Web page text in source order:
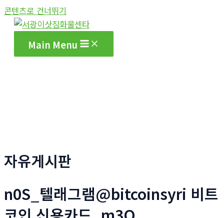
콘텐츠로 건너뛰기
Main Menu
자유게시판
n0S_텔래그램@bitcoinsyri 비트